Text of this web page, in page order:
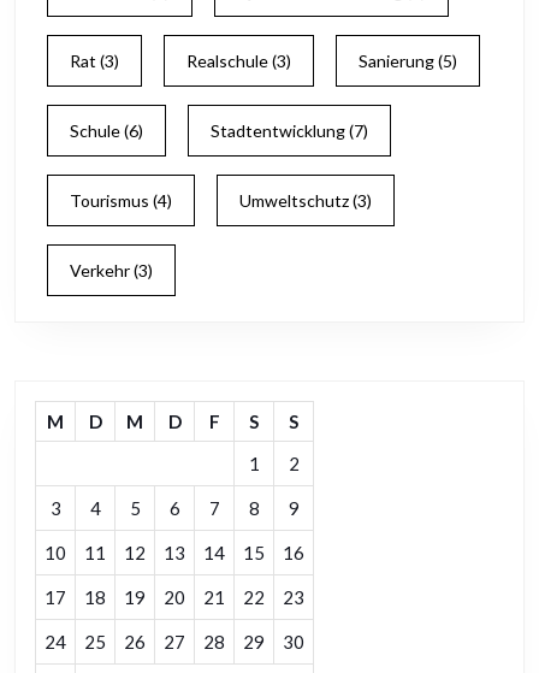
Rat (3) Realschule(3) Sanierung(5)
Schule(6) Stadtentwicklung(7)
Tourismus (4) Umweltschutz(3)
Verkehr(3)
M D M D F S
S
1
2
3 4 5 6 7 8 9
10 11 12 13 14 15 16
17 18 19 20 21 22 23
24 25 26 27 28 29 30